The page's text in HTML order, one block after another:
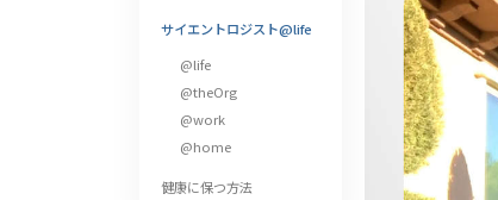
サイエントロジ
ダイアネティック
愛と憎しみ ―
偉大さとは何か?
サイエントロジスト@life
@life
@theOrg
@work
@home
健康に保つ方法